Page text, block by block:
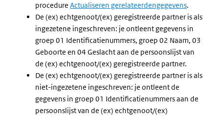
procedure Actualiseren gerelateerdengegevens.
De (ex) echtgenoot/(ex) geregistreerde partner is als
ingezetene ingeschreven: je ontleent gegevens in
groep 01 Identificatienummers, groep 02 Naam, 03
Geboorte en 04 Geslacht aan de persoonslijst van
de (ex) echtgenoot/(ex) geregistreerde partner.
De (ex) echtgenoot/(ex) geregistreerde partner is als
niet-ingezetene ingeschreven: je ontleent de
gegevens in groep 01 Identificatienummers aan de
persoonslijst van de (ex) echtgenoot/(ex)